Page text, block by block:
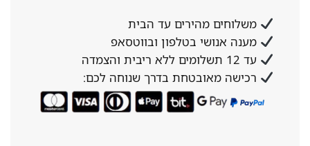
משלוחים מהירים עד הבית
מענה אנושי בטלפון ובווטסאפ
עד 12 תשלומים ללא ריבית והצמדה
רכישה מאובטחת בדרך שנוחה לכם: